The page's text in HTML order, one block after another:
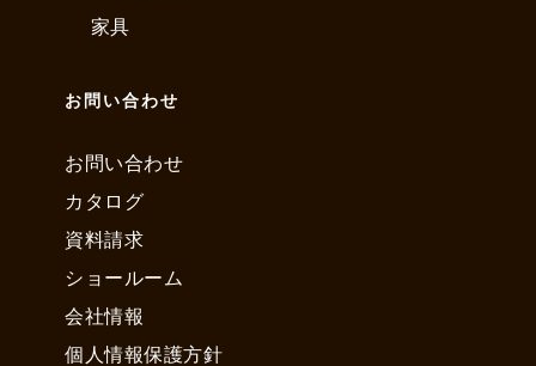
家具
お問い合わせ
お問い合わせ
カタログ
資料請求
ショールーム
会社情報
個人情報保護方針